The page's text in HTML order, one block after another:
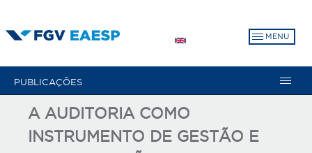
para
MENU
PUBLICAÇÕES
A AUDITORIA COMO
INSTRUMENTO DE GESTÃO E